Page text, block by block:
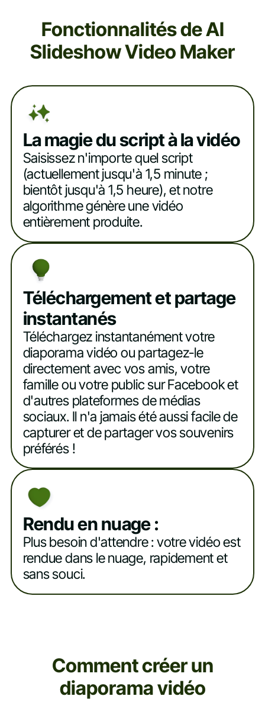
Fonctionnalités de AI
Slideshow Video Maker
La magie du script à la vidéo
Saisissez n'importe quel script
(actuellement jusqu'à 1,5 minute ;
bientôt jusqu'à 1,5 heure), et notre
algorithme génère une vidéo
entièrement produite.
Téléchargement et partage
instantanés
Téléchargez instantanément votre
diaporama vidéo ou partagez-le
directement avec vos amis, votre
famille ou votre public sur Facebook et
d'autres plateformes de médias
sociaux. Il n'a jamais été aussi facile de
capturer et de partager vos souvenirs
préférés !
Rendu en nuage :
Plus besoin d'attendre : votre vidéo est
rendue dans le nuage, rapidement et
sans souci.
Comment créer un
diaporama vidéo